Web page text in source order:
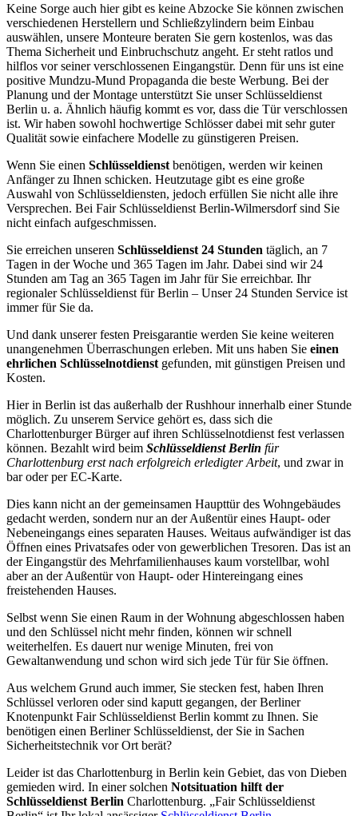
Keine Sorge auch hier gibt es keine Abzocke Sie können zwischen
verschiedenen Herstellern und Schließzylindern beim Einbau
auswählen, unsere Monteure beraten Sie gern kostenlos, was das
Thema Sicherheit und Einbruchschutz angeht. Er steht ratlos und
hilflos vor seiner verschlossenen Eingangstür. Denn für uns ist eine
positive Mundzu-Mund Propaganda die beste Werbung. Bei der
Planung und der Montage unterstützt Sie unser Schlüsseldienst
Berlin u. a. Ähnlich häufig kommt es vor, dass die Tür verschlossen
ist. Wir haben sowohl hochwertige Schlösser dabei mit sehr guter
Qualität sowie einfachere Modelle zu günstigeren Preisen.
Wenn Sie einen Schlüsseldienst benötigen, werden wir keinen
Anfänger zu Ihnen schicken. Heutzutage gibt es eine große
Auswahl von Schlüsseldiensten, jedoch erfüllen Sie nicht alle ihre
Versprechen. Bei Fair Schlüsseldienst Berlin-Wilmersdorf sind Sie
nicht einfach aufgeschmissen.
Sie erreichen unseren Schlüsseldienst 24 Stunden täglich, an 7
Tagen in der Woche und 365 Tagen im Jahr. Dabei sind wir 24
Stunden am Tag an 365 Tagen im Jahr für Sie erreichbar. Ihr
regionaler Schlüsseldienst für Berlin – Unser 24 Stunden Service ist
immer für Sie da.
Und dank unserer festen Preisgarantie werden Sie keine weiteren
unangenehmen Überraschungen erleben. Mit uns haben Sie einen
ehrlichen Schlüsselnotdienst gefunden, mit günstigen Preisen und
Kosten.
Hier in Berlin ist das außerhalb der Rushhour innerhalb einer Stunde
möglich. Zu unserem Service gehört es, dass sich die
Charlottenburger Bürger auf ihren Schlüsselnotdienst fest verlassen
können. Bezahlt wird beim Schlüsseldienst Berlin für
Charlottenburg erst nach erfolgreich erledigter Arbeit, und zwar in
bar oder per EC-Karte.
Dies kann nicht an der gemeinsamen Haupttür des Wohngebäudes
gedacht werden, sondern nur an der Außentür eines Haupt- oder
Nebeneingangs eines separaten Hauses. Weitaus aufwändiger ist das
Öffnen eines Privatsafes oder von gewerblichen Tresoren. Das ist an
der Eingangstür des Mehrfamilienhauses kaum vorstellbar, wohl
aber an der Außentür von Haupt- oder Hintereingang eines
freistehenden Hauses.
Selbst wenn Sie einen Raum in der Wohnung abgeschlossen haben
und den Schlüssel nicht mehr finden, können wir schnell
weiterhelfen. Es dauert nur wenige Minuten, frei von
Gewaltanwendung und schon wird sich jede Tür für Sie öffnen.
Aus welchem Grund auch immer, Sie stecken fest, haben Ihren
Schlüssel verloren oder sind kaputt gegangen, der Berliner
Knotenpunkt Fair Schlüsseldienst Berlin kommt zu Ihnen. Sie
benötigen einen Berliner Schlüsseldienst, der Sie in Sachen
Sicherheitstechnik vor Ort berät?
Leider ist das Charlottenburg in Berlin kein Gebiet, das von Dieben
gemieden wird. In einer solchen Notsituation hilft der
Schlüsseldienst Berlin Charlottenburg. „Fair Schlüsseldienst